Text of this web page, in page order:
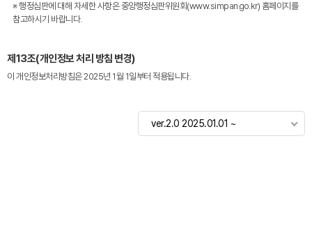
※ 행정심판에 대해 자세한 사항은 중앙행정심판위원회(www.simpan.go.kr) 홈페이지를
참고하시기 바랍니다.
제13조(개인정보 처리 방침 변경)
이 개인정보처리방침은 2025년 1월 1일부터 적용됩니다.
ver.2.0 2025.01.01 ~